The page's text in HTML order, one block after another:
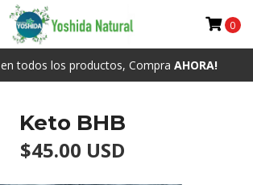
en todos los productos, Compra AHORA!
0
Keto BHB
$45.00 USD